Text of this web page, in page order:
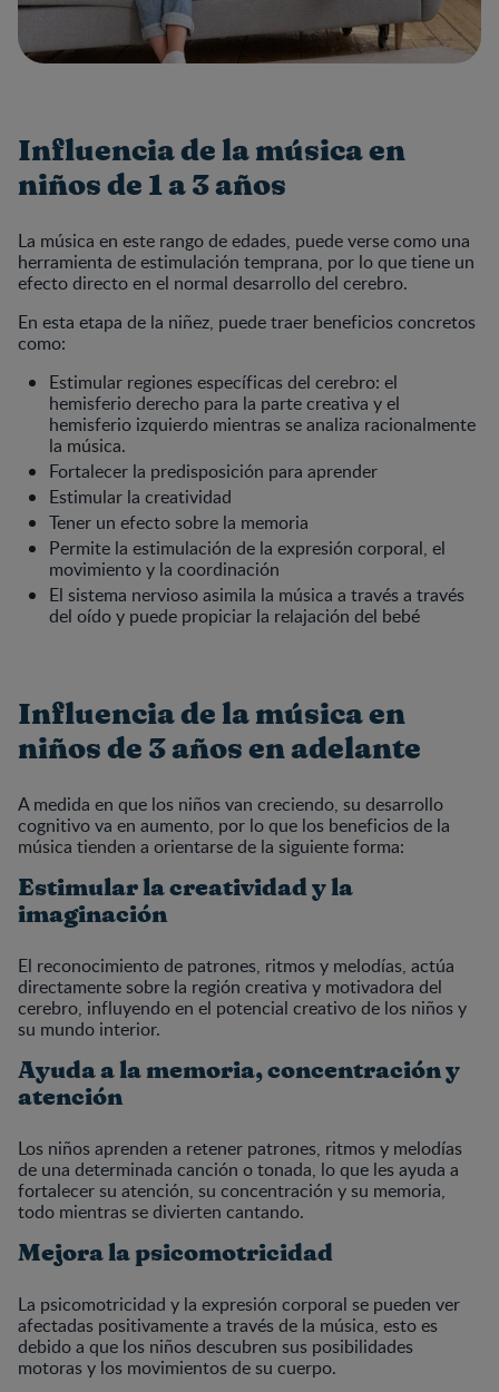
Influencia de la música en
niños de 1 a 3 años
La música en este rango de edades, puede verse como una
herramienta de estimulación temprana, por lo que tiene un
efecto directo en el normal desarrollo del cerebro.
En esta etapa de la niñez, puede traer beneficios concretos
como:
Estimular regiones específicas del cerebro: el
hemisferio derecho para la parte creativa y el
hemisferio izquierdo mientras se analiza racionalmente
la música.
Fortalecer la predisposición para aprender
Estimular la creatividad
Tener un efecto sobre la memoria
Permite la estimulación de la expresión corporal, el
movimiento y la coordinación
El sistema nervioso asimila la música a través a través
del oído y puede propiciar la relajación del bebé
Influencia de la música en
niños de 3 años en adelante
A medida en que los niños van creciendo, su desarrollo
cognitivo va en aumento, por lo que los beneficios de la
música tienden a orientarse de la siguiente forma:
Estimular la creatividad y la
imaginación
El reconocimiento de patrones, ritmos y melodías, actúa
directamente sobre la región creativa y motivadora del
cerebro, influyendo en el potencial creativo de los niños y
su mundo interior.
Ayuda a la memoria, concentración y
atención
Los niños aprenden a retener patrones, ritmos y melodías
de una determinada canción o tonada, lo que les ayuda a
fortalecer su atención, su concentración y su memoria,
todo mientras se divierten cantando.
Mejora la psicomotricidad
La psicomotricidad y la expresión corporal se pueden ver
afectadas positivamente a través de la música, esto es
debido a que los niños descubren sus posibilidades
motoras y los movimientos de su cuerpo.